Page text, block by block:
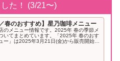
た！ (3/21〜)
春のおすすめ】星乃珈琲メニュー
のメニュー情報です。2025年 春の季節メ
いてまとめています。「2025年 春のおす
ー」は2025年3月21日(金)から販売開始と